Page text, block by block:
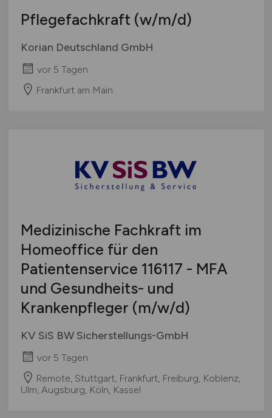
Pflegefachkraft (w/m/d)
Korian Deutschland GmbH
vor 5 Tagen
Frankfurt am Main
Medizinische Fachkraft im
Homeoffice für den
Patientenservice 116117 - MFA
und Gesundheits- und
Krankenpfleger (m/w/d)
KV SiS BW Sicherstellungs-GmbH
vor 5 Tagen
Remote, Stuttgart, Frankfurt, Freiburg, Koblenz,
Ulm, Augsburg, Köln, Kassel